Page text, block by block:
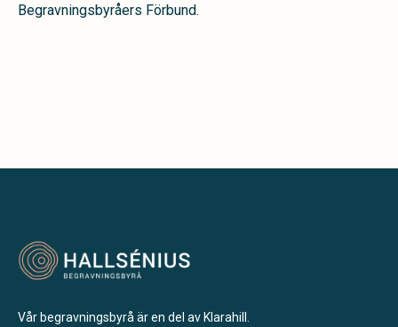
Begravningsbyråers Förbund.
Vår begravningsbyrå är en del av Klarahill.